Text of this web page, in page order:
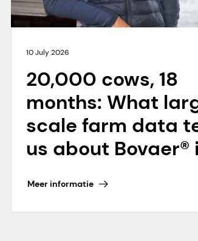
10 July 2026
20,000 cows, 18
months: What
scale farm data
us about Bovaer®
Meer informatie